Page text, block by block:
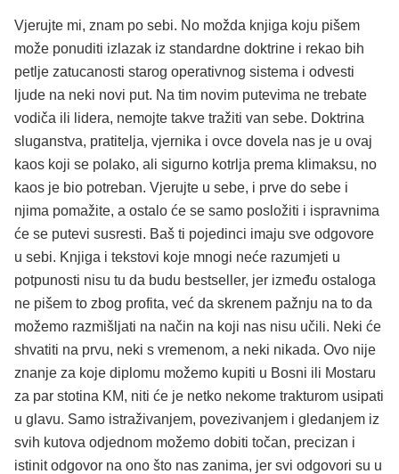
Vjerujte mi, znam po sebi. No možda knjiga koju pišem
može ponuditi izlazak iz standardne doktrine i rekao bih
petlje zatucanosti starog operativnog sistema i odvesti
ljude na neki novi put. Na tim novim putevima ne trebate
vodiča ili lidera, nemojte takve tražiti van sebe. Doktrina
sluganstva, pratitelja, vjernika i ovce dovela nas je u ovaj
kaos koji se polako, ali sigurno kotrlja prema klimaksu, no
kaos je bio potreban. Vjerujte u sebe, i prve do sebe i
njima pomažite, a ostalo će se samo posložiti i ispravnima
će se putevi susresti. Baš ti pojedinci imaju sve odgovore
u sebi. Knjiga i tekstovi koje mnogi neće razumjeti u
potpunosti nisu tu da budu bestseller, jer između ostaloga
ne pišem to zbog profita, već da skrenem pažnju na to da
možemo razmišljati na način na koji nas nisu učili. Neki će
shvatiti na prvu, neki s vremenom, a neki nikada. Ovo nije
znanje za koje diplomu možemo kupiti u Bosni ili Mostaru
za par stotina KM, niti će je netko nekome trakturom usipati
u glavu. Samo istraživanjem, povezivanjem i gledanjem iz
svih kutova odjednom možemo dobiti točan, precizan i
istinit odgovor na ono što nas zanima, jer svi odgovori su u